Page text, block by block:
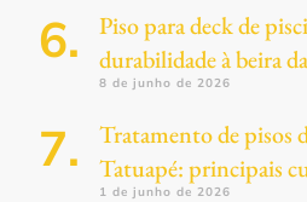
Piso para deck de
durabilidade à beira
8 de junho de 2026
Tratamento de pisos
Tatuapé: principais
1 de junho de 2026